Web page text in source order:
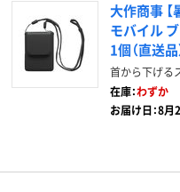
大作商事
モバイル
1個（直送品
首から下げる
在庫：わずか
お届け日：8月